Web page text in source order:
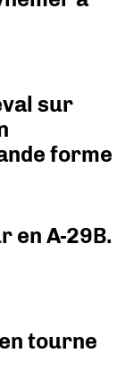
sur
forme
en A-29B.
tourne